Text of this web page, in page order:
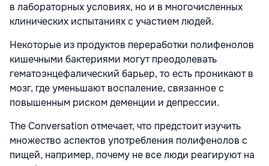
в лабораторных условиях, но и в многочисленных
клинических испытаниях с участием людей.
Некоторые из продуктов переработки полифенолов
кишечными бактериями могут преодолевать
гематоэнцефалический барьер, то есть проникают в
мозг, где уменьшают воспаление, связанное с
повышенным риском деменции и депрессии.
The Conversation отмечает, что предстоит изучить
множество аспектов употребления полифенолов с
пищей, например, почему не все люди реагируют на